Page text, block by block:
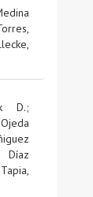
D.;
Ojeda
Díaz